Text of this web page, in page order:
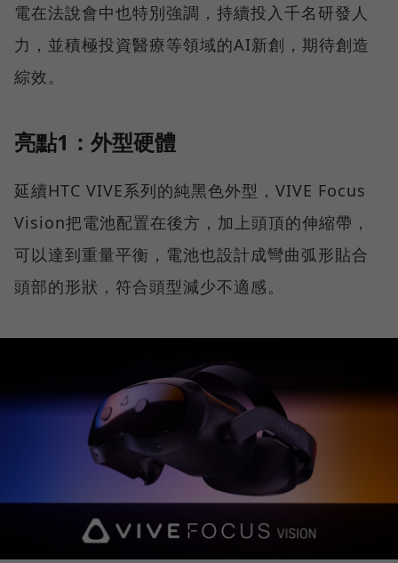
電在法說會中也特別強調，持續投入千名研發人
力，並積極投資醫療等領域的AI新創，期待創造
綜效。
亮點1：外型硬體
延續HTC VIVE系列的純黑色外型，VIVE Focus
Vision把電池配置在後方，加上頭頂的伸縮帶，
可以達到重量平衡，電池也設計成彎曲弧形貼合
頭部的形狀，符合頭型減少不適感。